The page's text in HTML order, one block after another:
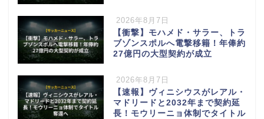
2026年8月7日
【衝撃】モハメド・サラー、トラ
ブゾンスポルへ電撃移籍！年俸約
27億円の大型契約が成立
2026年8月7日
【速報】ヴィニシウスがレアル・
マドリードと2032年まで契約延
長！モウリーニョ体制でタイトル